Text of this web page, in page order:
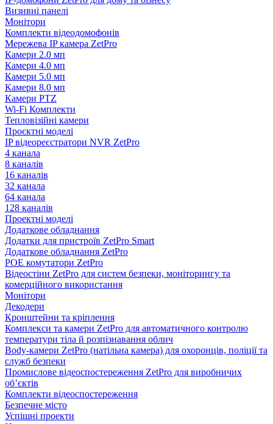
Визивні панелі
Монітори
Комплекти відеодомофонів
Мережева IP камера ZetPro
Камери 2.0 мп
Камери 4.0 мп
Камери 5.0 мп
Камери 8.0 мп
Камери PTZ
Wi-Fi Комплекти
Тепловізійні камери
Проєктні моделі
IP відеореєстратори NVR ZetPro
4 канала
8 каналів
16 каналів
32 канала
64 канала
128 каналів
Проектні моделі
Додаткове обладнання
Додатки для пристроїв ZetPro Smart
Додаткове обладнання ZetPro
POE комутатори ZetPro
Відеостіни ZetPro для систем безпеки, моніторингу та
комерційного використання
Монітори
Декодери
Кронштейни та кріплення
Комплекси та камери ZetPro для автоматичного контролю
температури тіла й розпізнавання облич
Body-камери ZetPro (натільна камера) для охоронців, поліції та
служб безпеки
Промислове відеоспостереження ZetPro для виробничих
об’єктів
Комплекти відеоспостереження
Безпечне місто
Успішні проекти